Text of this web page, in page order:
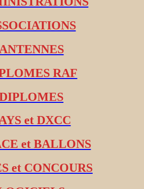
ANTENNES
RAF
et DXCC
et BALLONS
et CONCOURS